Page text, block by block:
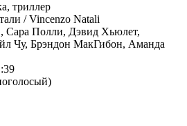
триллер
/ Vincenzo Natali
Сара Полли, Дэвид Хьюлет,
Чу, Брэндон МакГибон, Аманда